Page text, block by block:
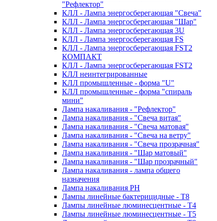
"Рефлектор"
КЛЛ - Лампа энергосберегающая "Свеча"
КЛЛ - Лампа энергосберегающая "Шар"
КЛЛ - Лампа энергосберегающая 3U
КЛЛ - Лампа энергосберегающая FS
КЛЛ - Лампа энергосберегающая FST2
КОМПАКТ
КЛЛ - Лампа энергосберегающая FSТ2
КЛЛ неинтегрированные
КЛЛ промышленные - форма "U"
КЛЛ промышленные - форма "спираль
мини"
Лампа накаливания - "Рефлектор"
Лампа накаливания - "Свеча витая"
Лампа накаливания - "Свеча матовая"
Лампа накаливания - "Свеча на ветру"
Лампа накаливания - "Свеча прозрачная"
Лампа накаливания - "Шар матовый"
Лампа накаливания - "Шар прозрачный"
Лампа накаливания - лампа общего
назначения
Лампа накаливания РН
Лампы линейные бактерицидные - Т8
Лампы линейные люминесцентные - Т4
Лампы линейные люминесцентные - Т5